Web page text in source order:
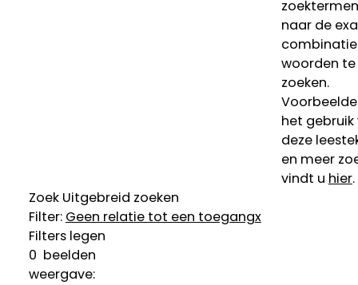
naar de
woorden te
zoeken.
het gebruik
deze
en meer
vindt u hier.
Zoek Uitgebreid zoeken
Filter: Geen relatie tot een toegangx
Filters legen
0 beelden
weergave: